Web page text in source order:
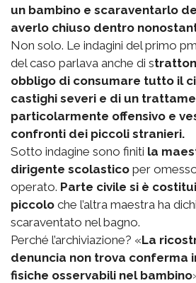
un bambino e scaraventarlo
averlo chiuso dentro
Non solo. Le indagini del primo
del caso parlava anche di s
obbligo di consumare tutto il
castighi severi e di un
particolarmente offensivo e
confronti dei piccoli stranieri.
Sotto indagine sono finiti la
dirigente scolastico per
operato. Parte civile si è
piccolo che l’altra maestra ha
scaraventato nel bagno.
Perché l’archiviazione? «La
denuncia non trova conferma
fisiche osservabili nel bambino